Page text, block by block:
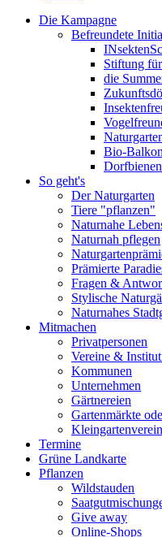
Die Kampagne
Befreundete
Stiftung
die
Bio-Balkon
Dorfbienen
So geht's
Der Naturgarten
Tiere "pflanzen"
Naturnahe
Naturnah pflegen
Prämierte
Fragen &
Stylische
Naturnahes
Mitmachen
Privatpersonen
Vereine &
Kommunen
Unternehmen
Gärtnereien
Gartenmärkte
Termine
Grüne Landkarte
Pflanzen
Wildstauden
Give away
Online-Shops